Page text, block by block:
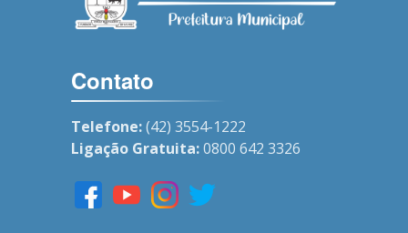
Contato
Telefone:(42) 3554-1222
Ligação Gratuita:0800 642 3326